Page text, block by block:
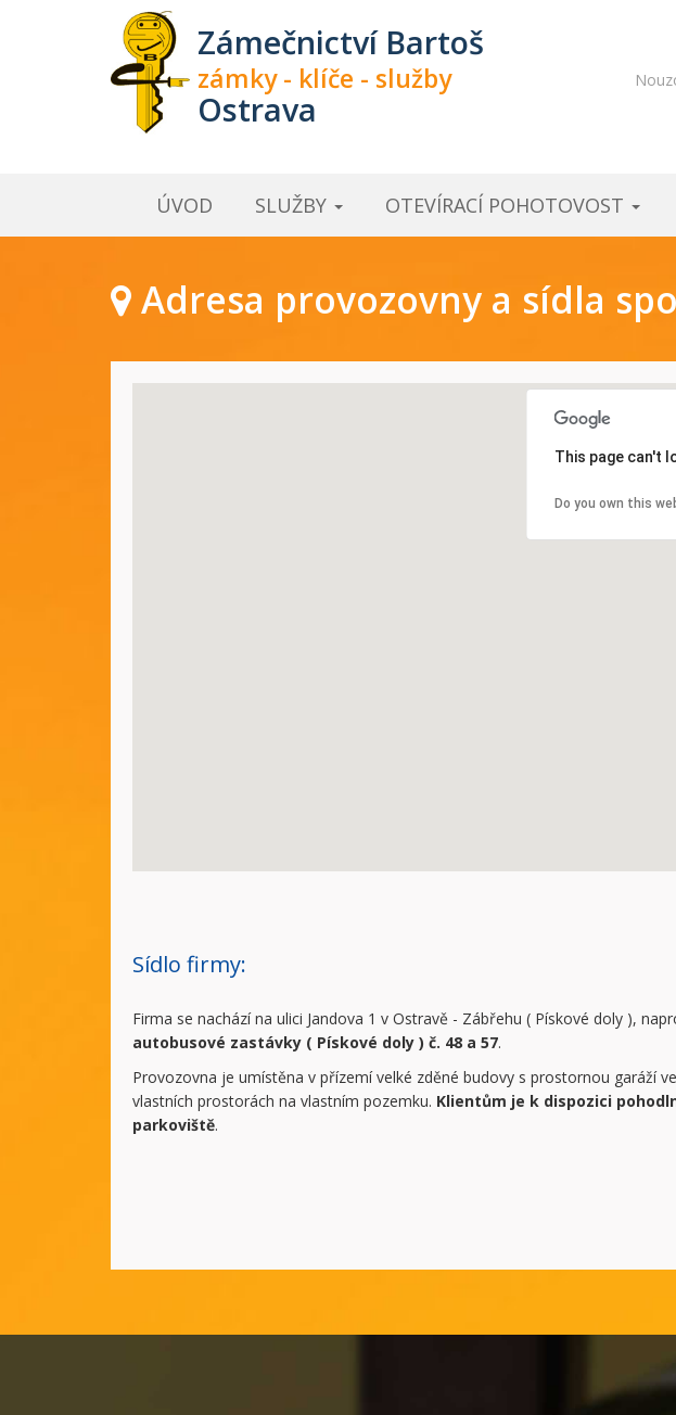
Zámečnictví Bartoš
zámky - klíče - služby
Ostrava
ÚVOD SLUŽBY OTEVÍRACÍ POHOTOVOST
Adresa provozovny a sídla
This page can't
Do you own this
Sídlo firmy:
Firma se nachází na ulici Jandova 1 v Ostravě - Zábřehu ( Pískové doly ),
autobusové zastávky ( Pískové doly ) č. 48 a 57.
Provozovna je umístěna v přízemí velké zděné budovy s prostornou garáží ve
vlastních prostorách na vlastním pozemku. Klientům je k dispozici
parkoviště.